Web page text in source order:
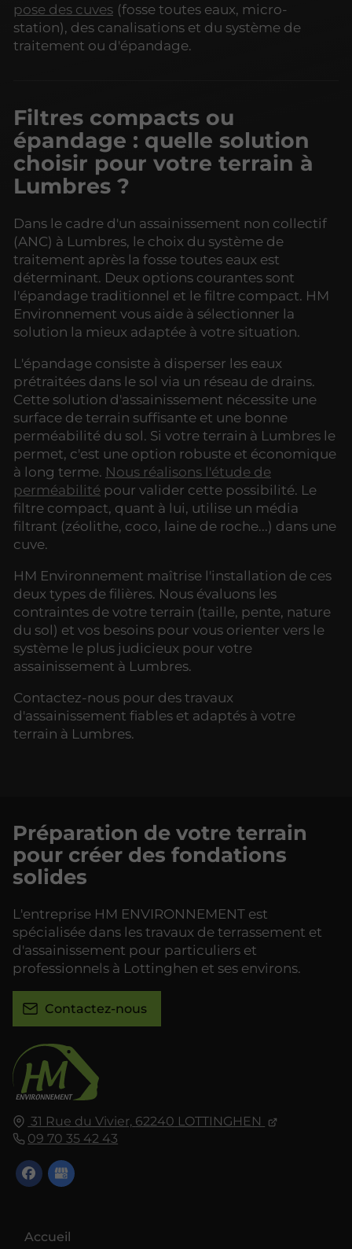
pose des cuves (fosse toutes eaux, micro-
station), des canalisations et du système de
traitement ou d'épandage.
Filtres compacts ou
épandage : quelle solution
choisir pour votre terrain à
Lumbres ?
Dans le cadre d'un assainissement non collectif
(ANC) à Lumbres, le choix du système de
traitement après la fosse toutes eaux est
déterminant. Deux options courantes sont
l'épandage traditionnel et le filtre compact. HM
Environnement vous aide à sélectionner la
solution la mieux adaptée à votre situation.
L'épandage consiste à disperser les eaux
prétraitées dans le sol via un réseau de drains.
Cette solution d'assainissement nécessite une
surface de terrain suffisante et une bonne
perméabilité du sol. Si votre terrain à Lumbres le
permet, c'est une option robuste et économique
à long terme. Nous réalisons l'étude de
perméabilité pour valider cette possibilité. Le
filtre compact, quant à lui, utilise un média
filtrant (zéolithe, coco, laine de roche...) dans une
cuve.
HM Environnement maîtrise l'installation de ces
deux types de filières. Nous évaluons les
contraintes de votre terrain (taille, pente, nature
du sol) et vos besoins pour vous orienter vers le
système le plus judicieux pour votre
assainissement à Lumbres.
Contactez-nous pour des travaux
d'assainissement fiables et adaptés à votre
terrain à Lumbres.
31 Rue du Vivier, 62240 LOTTINGHEN
09 70 35 42 43
Accueil
Préparation de votre terrain
pour créer des fondations
solides
L'entreprise HM ENVIRONNEMENT est
spécialisée dans les travaux de terrassement et
d'assainissement pour particuliers et
professionnels à Lottinghen et ses environs.
Contactez-nous